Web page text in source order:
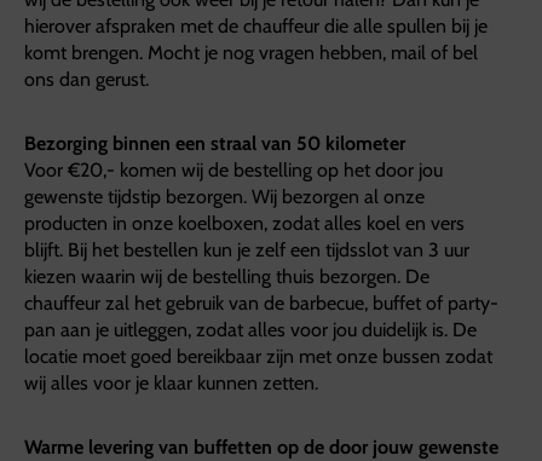
hierover afspraken met de chauffeur die alle spullen bij je
komt brengen. Mocht je nog vragen hebben, mail of bel
ons dan gerust.
Bezorging binnen een straal van 50 kilometer
Voor €20,- komen wij de bestelling op het door jou
gewenste tijdstip bezorgen. Wij bezorgen al onze
producten in onze koelboxen, zodat alles koel en vers
blijft. Bij het bestellen kun je zelf een tijdsslot van 3 uur
kiezen waarin wij de bestelling thuis bezorgen. De
chauffeur zal het gebruik van de barbecue, buffet of party-
pan aan je uitleggen, zodat alles voor jou duidelijk is. De
locatie moet goed bereikbaar zijn met onze bussen zodat
wij alles voor je klaar kunnen zetten.
Warme levering van buffetten op de door jouw gewenste